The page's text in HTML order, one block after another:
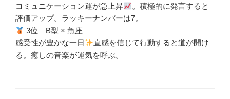
コミュニケーション運が急上昇
。積極的に発言すると
評価アップ。ラッキーナンバーは7。
3位 B型 × 魚座
感受性が豊かな一日
直感を信じて行動すると道が開け
る。癒しの音楽が運気を呼ぶ。​​​​​​​​​​​​​​​​